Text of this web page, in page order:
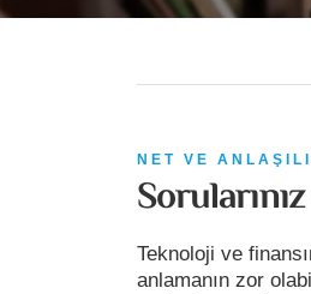
NET VE
Teknoloji ve
anlamanın zor